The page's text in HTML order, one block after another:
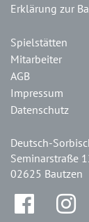
Erklärung zur
Spielstätten
Mitarbeiter
AGB
Impressum
Datenschutz
Deutsch-
Seminarstraße
02625 Bautzen